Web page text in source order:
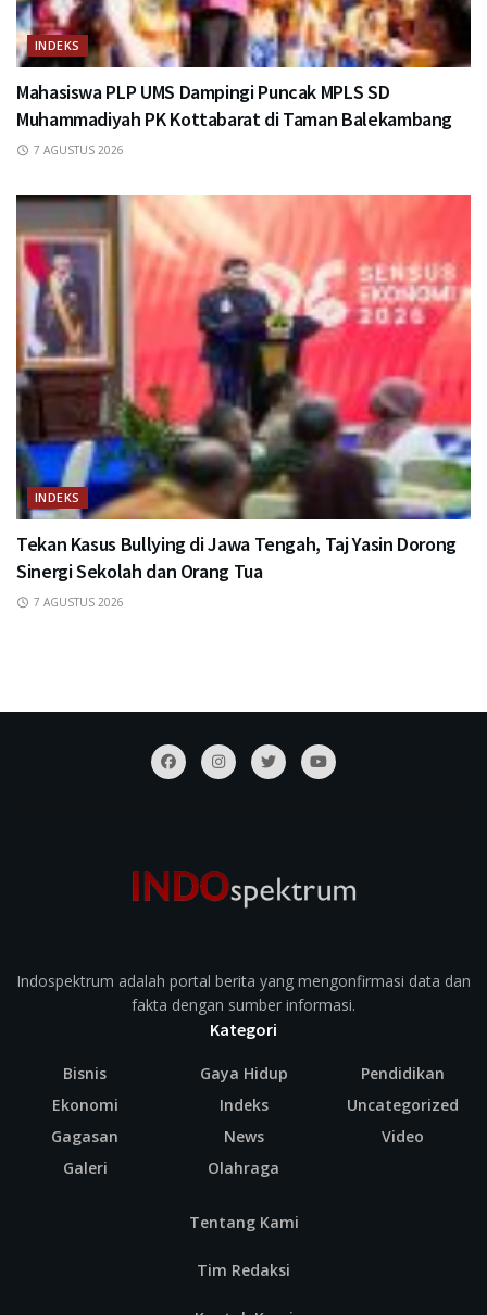
INDEKS
Mahasiswa PLP UMS Dampingi Puncak MPLS SD
Muhammadiyah PK Kottabarat di Taman Balekambang
7 AGUSTUS 2026
INDEKS
Tekan Kasus Bullying di Jawa Tengah, Taj Yasin Dorong
Sinergi Sekolah dan Orang Tua
7 AGUSTUS 2026
Indospektrum adalah portal berita yang mengonfirmasi data dan
fakta dengan sumber informasi.
Kategori
Bisnis
Ekonomi
Gagasan
Galeri
Gaya Hidup
Indeks
News
Olahraga
Pendidikan
Uncategorized
Video
Tentang Kami
Tim Redaksi